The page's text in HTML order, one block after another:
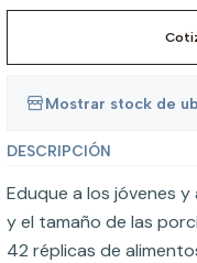
Mostrar stock de
DESCRIPCIÓN
Eduque a los jóvenes
y el tamaño de las
42 réplicas de